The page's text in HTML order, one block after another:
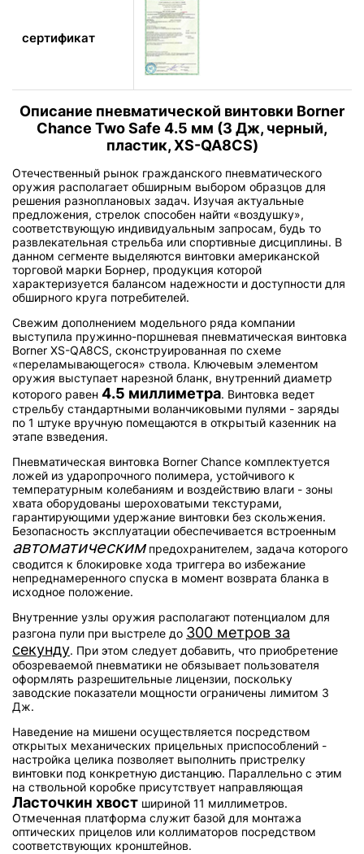
сертификат
Описание пневматической винтовки Borner
Chance Two Safe 4.5 мм (3 Дж, черный,
пластик, XS-QA8CS)
Отечественный рынок гражданского пневматического
оружия располагает обширным выбором образцов для
решения разноплановых задач. Изучая актуальные
предложения, стрелок способен найти «воздушку»,
соответствующую индивидуальным запросам, будь то
развлекательная стрельба или спортивные дисциплины. В
данном сегменте выделяются винтовки американской
торговой марки Борнер, продукция которой
характеризуется балансом надежности и доступности для
обширного круга потребителей.
Свежим дополнением модельного ряда компании
выступила пружинно-поршневая пневматическая винтовка
Borner XS-QA8CS, сконструированная по схеме
«переламывающегося» ствола. Ключевым элементом
оружия выступает нарезной бланк, внутренний диаметр
которого равен 4.5 миллиметра. Винтовка ведет
стрельбу стандартными воланчиковыми пулями - заряды
по 1 штуке вручную помещаются в открытый казенник на
этапе взведения.
Пневматическая винтовка Borner Chance комплектуется
ложей из ударопрочного полимера, устойчивого к
температурным колебаниям и воздействию влаги - зоны
хвата оборудованы шероховатыми текстурами,
гарантирующими удержание винтовки без скольжения.
Безопасность эксплуатации обеспечивается встроенным
автоматическимпредохранителем, задача которого
сводится к блокировке хода триггера во избежание
непреднамеренного спуска в момент возврата бланка в
исходное положение.
Внутренние узлы оружия располагают потенциалом для
разгона пули при выстреле до 300 метров за
секунду. При этом следует добавить, что приобретение
обозреваемой пневматики не обязывает пользователя
оформлять разрешительные лицензии, поскольку
заводские показатели мощности ограничены лимитом 3
Дж.
Наведение на мишени осуществляется посредством
открытых механических прицельных приспособлений -
настройка целика позволяет выполнить пристрелку
винтовки под конкретную дистанцию. Параллельно с этим
на ствольной коробке присутствует направляющая
Ласточкин хвост шириной 11 миллиметров.
Отмеченная платформа служит базой для монтажа
оптических прицелов или коллиматоров посредством
соответствующих кронштейнов.